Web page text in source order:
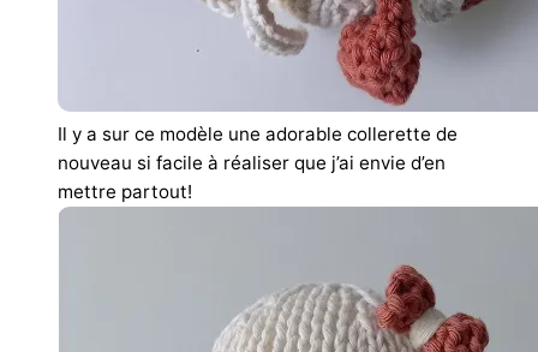
Il y a sur ce modèle une adorable collerette de
nouveau si facile à réaliser que j’ai envie d’en
mettre partout!